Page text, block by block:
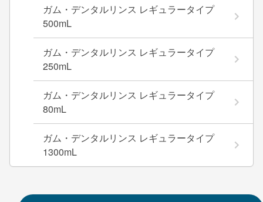
ガム・デンタルリンス レギュラータイプ
500mL
ガム・デンタルリンス レギュラータイプ
250mL
ガム・デンタルリンス レギュラータイプ
80mL
ガム・デンタルリンス レギュラータイプ
1300mL